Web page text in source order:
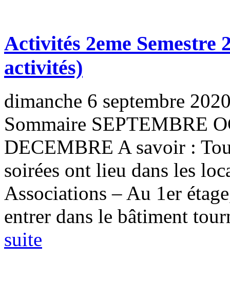
Activités 2eme Semestre
activités)
dimanche 6 septembre
Sommaire SEPTEMBRE
DECEMBRE A savoir :
soirées ont lieu dans les
Associations – Au 1er
entrer dans le bâtiment
suite